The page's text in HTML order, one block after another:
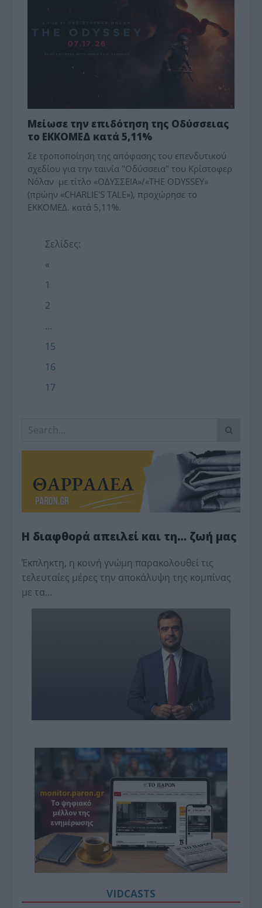
Μείωσε την επιδότηση της Οδύσσειας
το ΕΚΚΟΜΕΔ κατά 5,11%
Σε τροποποίηση της απόφασης του επενδυτικού
σχεδίου για την ταινία "Οδύσσεια" του Κρίστοφερ
Νόλαν με τίτλο «ΟΔΥΣΣΕΙΑ»/«THE ODYSSEY»
(πρώην «CHARLIE'S TALE»), προχώρησε το
ΕΚΚΟΜΕΔ. κατά 5,11%.
Σελίδες:
«
1
2
...
15
16
17
Η διαφθορά απειλεί και τη… ζωή μας
Έκπληκτη, η κοινή γνώμη παρακολουθεί τις
τελευταίες μέρες την αποκάλυψη της κο­μπίνας
με τα…
VIDCASTS